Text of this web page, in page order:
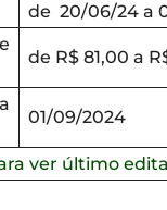
de 20/06/24 a
de R$ 81,00 a
01/09/2024
ver último